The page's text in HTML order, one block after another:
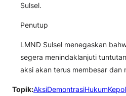
Sulsel.
Penutup
LMND Sulsel menegaskan
segera menindaklanjuti
aksi akan terus membesar dan
Topik:AksiDemontrasiHukum